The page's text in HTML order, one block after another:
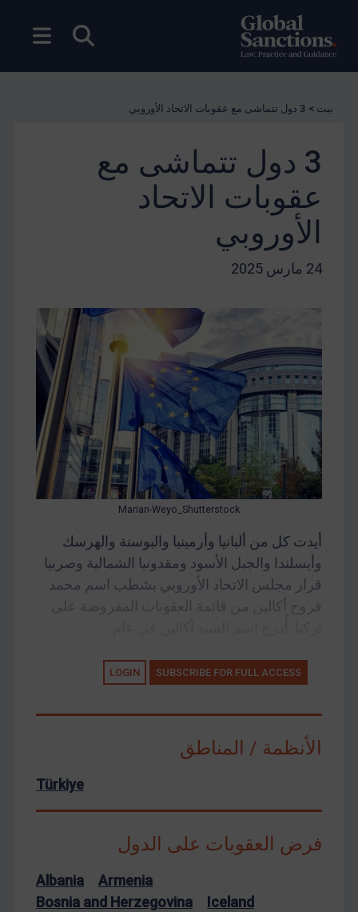
بحث فتح
بيت > 3 دول تتماشى مع عقوبات الاتحاد الأوروبي
3 دول تتماشى مع
عقوبات الاتحاد
الأوروبي
24 مارس 2025
Marian-Weyo_Shutterstock
أيدت كل من ألبانيا وأرمينيا والبوسنة والهرسك
وأيسلندا والجبل الأسود ومقدونيا الشمالية وصربيا
قرار مجلس الاتحاد الأوروبي بشطب اسم محمد
فروح أكالين من قائمة العقوبات المفروضة على
SUBSCRIBE FOR FULL ACCESS
LOGIN
الأنظمة / المناطق
Türkiye
فرض العقوبات على الدول
Albania
Armenia
Bosnia and Herzegovina
Iceland